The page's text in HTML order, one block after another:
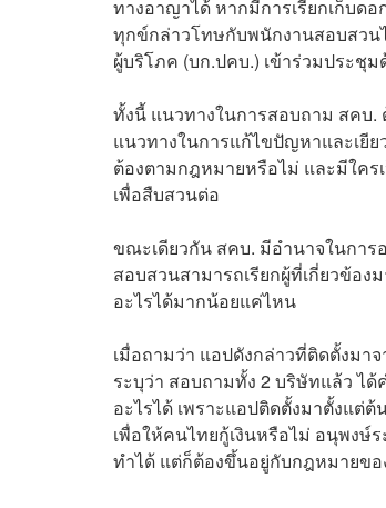
ทางอาญาได้ หากมีการเรียกเก็บด
ทุกข์กล่าวโทษกับพนักงานสอบสวน
ผู้บริโภค (บก.ปคบ.) เข้าร่วมประชุ
ทั้งนี้ แนวทางในการสอบถาม สคบ.
แนวทางในการแก้ไขปัญหาและเยี
ต้องตามกฎหมายหรือไม่ และมีใคร
เพื่อสืบสวนต่อ
ขณะเดียวกัน สคบ. มีอำนาจในกา
สอบสวนสามารถเรียกผู้ที่เกี่ยวข้อง
อะไรได้มากน้อยแค่ไหน
เมื่อถามว่า แอปดังกล่าวที่ติดตั้งมา
ระบุว่า สอบถามทั้ง 2 บริษัทแล้ว ไ
อะไรได้ เพราะแอปติดตั้งมาตั้งแต่
เพื่อให้คนไทยกู้เงินหรือไม่ อนุพงษ์
ทำได้ แต่ก็ต้องขึ้นอยู่กับกฎหมายขอ